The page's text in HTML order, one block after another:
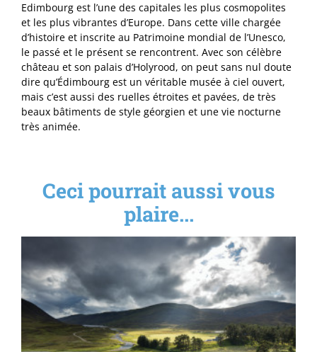
Edimbourg est l’une des capitales les plus cosmopolites
et les plus vibrantes d’Europe. Dans cette ville chargée
d’histoire et inscrite au Patrimoine mondial de l’Unesco,
le passé et le présent se rencontrent. Avec son célèbre
château et son palais d’Holyrood, on peut sans nul doute
dire qu’Édimbourg est un véritable musée à ciel ouvert,
mais c’est aussi des ruelles étroites et pavées, de très
beaux bâtiments de style géorgien et une vie nocturne
très animée.
Ceci pourrait aussi vous
plaire...